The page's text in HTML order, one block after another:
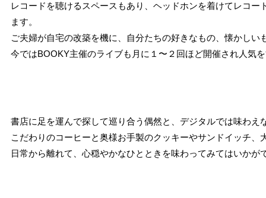
レコードを聴けるスペースもあり、ヘッドホンを着けてレコ
ます。
ご夫婦が自宅の改築を機に、自分たちの好きなもの、懐かしい
今ではBOOKY主催のライブも月に１〜２回ほど開催され人気
書店に足を運んで探して巡り合う偶然と、デジタルでは味わえ
こだわりのコーヒーと奥様お手製のクッキーやサンドイッチ、
日常から離れて、心穏やかなひとときを味わってみてはいかが